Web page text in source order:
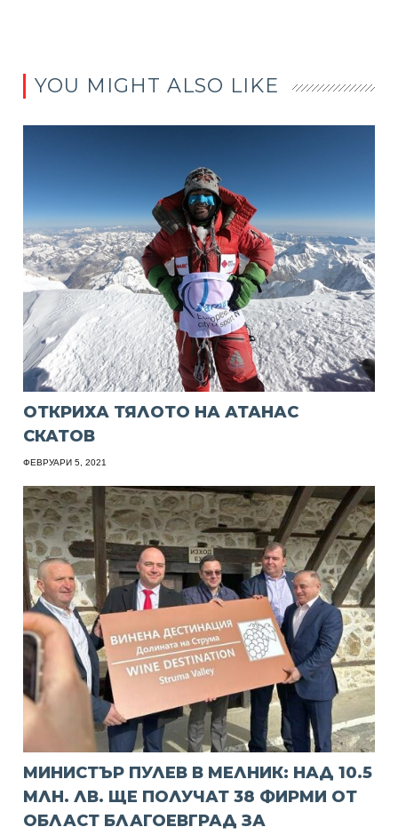
YOU MIGHT ALSO LIKE
ОТКРИХА ТЯЛОТО НА АТАНАС
СКАТОВ
ФЕВРУАРИ 5, 2021
МИНИСТЪР ПУЛЕВ В МЕЛНИК: НАД 10.5
МЛН. ЛВ. ЩЕ ПОЛУЧАТ 38 ФИРМИ ОТ
ОБЛАСТ БЛАГОЕВГРАД ЗА